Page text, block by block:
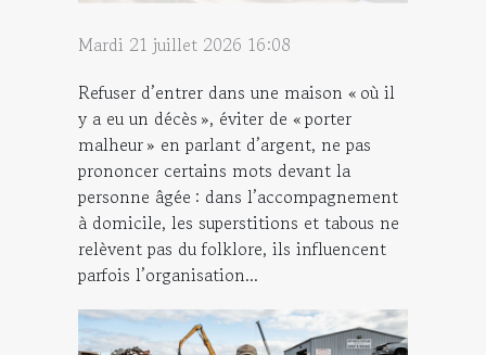
Mardi 21 juillet 2026 16:08
Refuser d’entrer dans une maison « où il
y a eu un décès », éviter de « porter
malheur » en parlant d’argent, ne pas
prononcer certains mots devant la
personne âgée : dans l’accompagnement
à domicile, les superstitions et tabous ne
relèvent pas du folklore, ils influencent
parfois l’organisation...